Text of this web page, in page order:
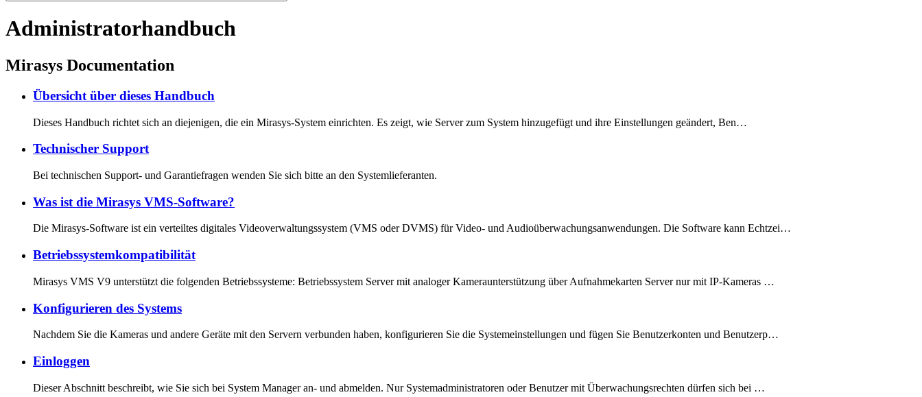
Administratorhandbuch
Mirasys Documentation
Übersicht über dieses Handbuch
Dieses Handbuch richtet sich an diejenigen, die ein Mirasys-System einrichten. Es zeigt, wie Server zum System hinzugefügt und ihre Einstellungen geändert, Ben…
Technischer Support
Bei technischen Support- und Garantiefragen wenden Sie sich bitte an den Systemlieferanten.
Was ist die Mirasys VMS-Software?
Die Mirasys-Software ist ein verteiltes digitales Videoverwaltungssystem (VMS oder DVMS) für Video- und Audioüberwachungsanwendungen. Die Software kann Echtzei…
Betriebssystemkompatibilität
Mirasys VMS V9 unterstützt die folgenden Betriebssysteme: Betriebssystem Server mit analoger Kameraunterstützung über Aufnahmekarten Server nur mit IP-Kameras …
Konfigurieren des Systems
Nachdem Sie die Kameras und andere Geräte mit den Servern verbunden haben, konfigurieren Sie die Systemeinstellungen und fügen Sie Benutzerkonten und Benutzerp…
Einloggen
Dieser Abschnitt beschreibt, wie Sie sich bei System Manager an- und abmelden. Nur Systemadministratoren oder Benutzer mit Überwachungsrechten dürfen sich bei …